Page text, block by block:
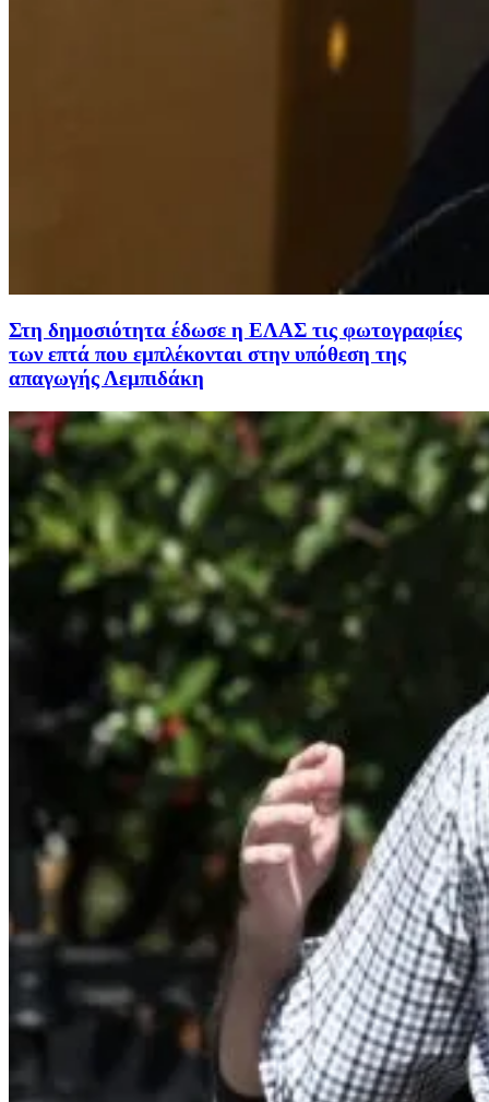
Στη δημοσιότητα έδωσε η ΕΛΑΣ τις φωτογραφίες
των επτά που εμπλέκονται στην υπόθεση της
απαγωγής Λεμπιδάκη